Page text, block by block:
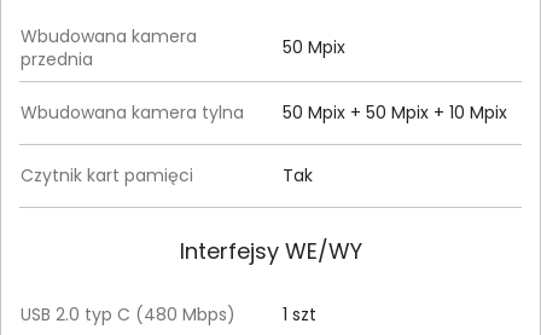
Wbudowana kamera
przednia
50 Mpix
Wbudowana kamera tylna 50 Mpix + 50 Mpix + 10 Mpix
Czytnik kart pamięci Tak
Interfejsy WE/WY
USB 2.0 typ C (480 Mbps) 1 szt